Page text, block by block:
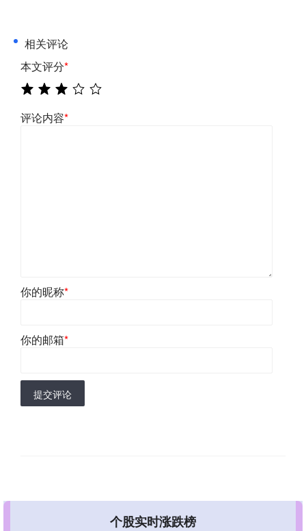
相关评论
本文评分*
评论内容*
你的昵称*
你的邮箱*
提交评论
个股实时涨跌榜